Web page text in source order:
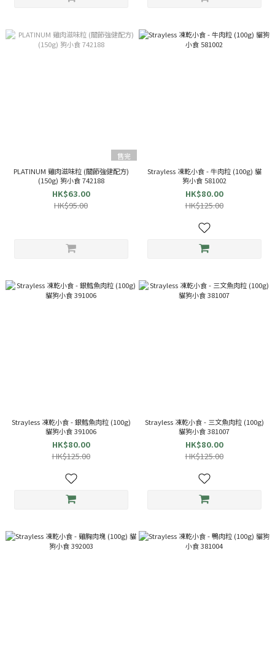
售完
PLATINUM 雞肉滋味粒 (關節強健配方)
(150g) 狗小食 742188
HK$63.00
HK$95.00
Strayless 凍乾小食 - 牛肉粒 (100g) 貓
狗小食 581002
HK$80.00
HK$125.00
Strayless 凍乾小食 - 銀鱈魚肉粒 (100g)
貓狗小食 391006
HK$80.00
HK$125.00
Strayless 凍乾小食 - 三文魚肉粒 (100g)
貓狗小食 381007
HK$80.00
HK$125.00